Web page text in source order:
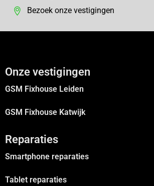
Bezoek onze vestigingen
Onze vestigingen
GSM Fixhouse Leiden
GSM Fixhouse Katwijk
Reparaties
Smartphone reparaties
Tablet reparaties